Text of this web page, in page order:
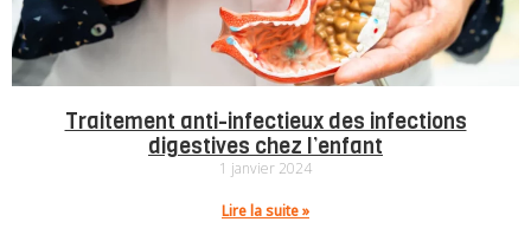
Traitement anti-infectieux des infections
digestives chez l’enfant
1 janvier 2024
Lire la suite »